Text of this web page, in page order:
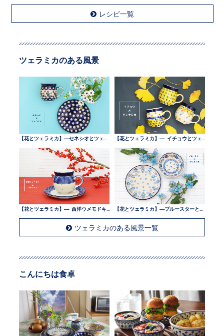
レシピ一覧
ツェラミカのある風景
ツェラミカのある風景一覧
こんにちは食卓